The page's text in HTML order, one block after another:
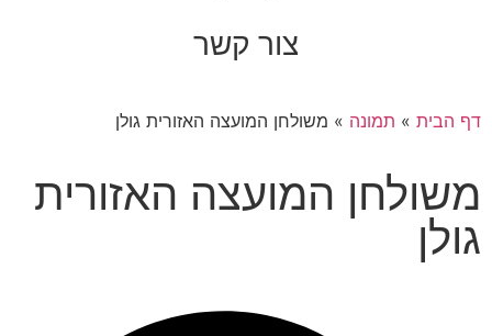
צור קשר
דף הבית » תמונה » משולחן המועצה האזורית גולן
משולחן המועצה האזורית
גולן